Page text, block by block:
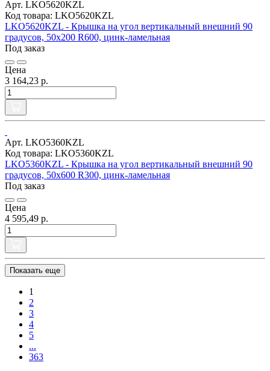
Арт. LKO5620KZL
Код товара: LKO5620KZL
LKO5620KZL - Крышка на угол вертикальный внешний 90
градусов, 50х200 R600, цинк-ламельная
Под заказ
Цена
3 164,23 р.
Арт. LKO5360KZL
Код товара: LKO5360KZL
LKO5360KZL - Крышка на угол вертикальный внешний 90
градусов, 50х600 R300, цинк-ламельная
Под заказ
Цена
4 595,49 р.
Показать еще
1
2
3
4
5
...
363